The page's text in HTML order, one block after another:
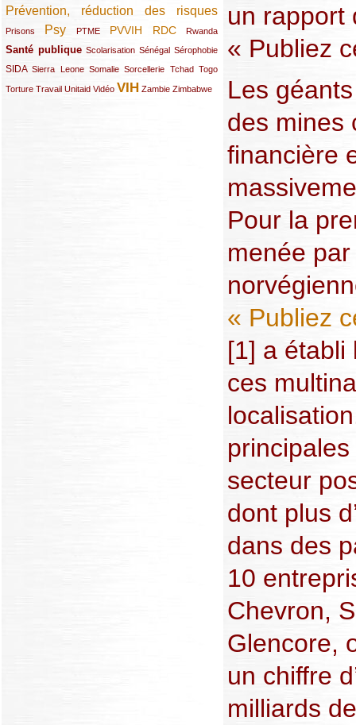
Prévention, réduction des risques
(131/289)
Prisons
(22/289) Psy
(119/289) PTME
(12/289) PVVIH
(111/289) RDC
(104/289) Rwanda
(23/289)
Santé publique
(59/289) Scolarisation
(9/289) Sénégal
(13/289) Sérophobie
(19/289)
SIDA
(29/289)Sierra Leone
(13/289) Somalie
(12/289) Sorcellerie
(19/289) Tchad
(10/289) Togo
(15/289)
Torture
(17/289)Travail
(21/289) Unitaid
(26/289) Vidéo
(23/289) VIH
(154/289) Zambie
(12/289) Zimbabwe
(21/289)
un rapport
« Publiez
Les
des mines
financière
Pour la
menée
« Publiez
[1] a établi
ces
secteur
dont plus
dans des
10
Chevron,
Glencore,
un chiffre
milliards